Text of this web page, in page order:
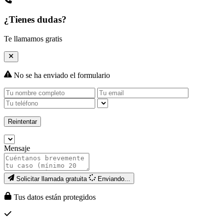
¿Tienes dudas?
Te llamamos gratis
No se ha enviado el formulario
Reintentar
Mensaje
Solicitar llamada gratuita Enviando...
Tus datos están protegidos